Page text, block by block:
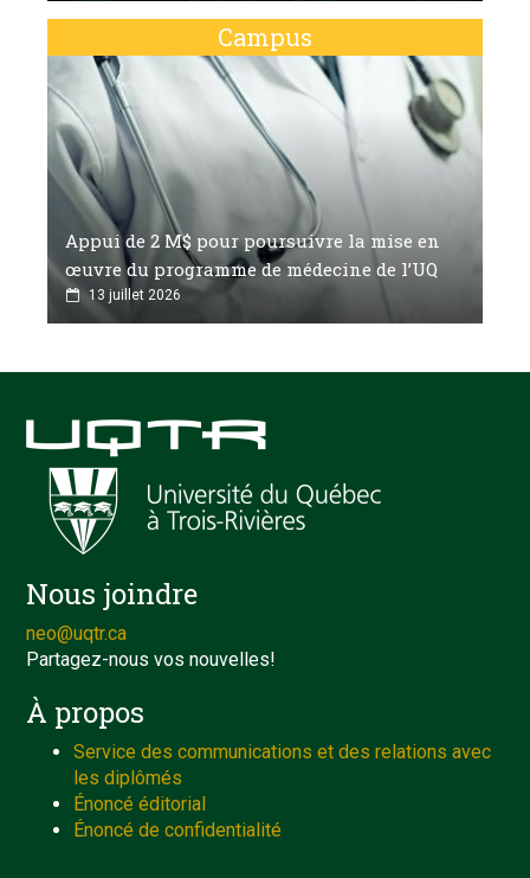
Campus
Appui de 2 M$ pour poursuivre la mise en
œuvre du programme de médecine de l’UQ
13 juillet 2026
Nous joindre
neo@uqtr.ca
Partagez-nous vos nouvelles!
À propos
Service des communications et des relations avec
les diplômés
Énoncé éditorial
Énoncé de confidentialité